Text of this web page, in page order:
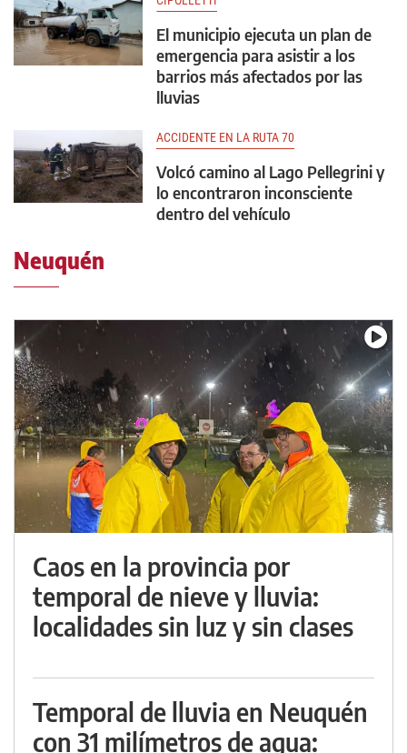
El municipio ejecuta un plan de
emergencia para asistir a los
barrios más afectados por las
lluvias
ACCIDENTE EN LA RUTA 70
Volcó camino al Lago Pellegrini y
lo encontraron inconsciente
dentro del vehículo
Neuquén
Caos en la provincia por
temporal de nieve y lluvia:
localidades sin luz y sin clases
Temporal de lluvia en Neuquén
con 31 milímetros de agua: